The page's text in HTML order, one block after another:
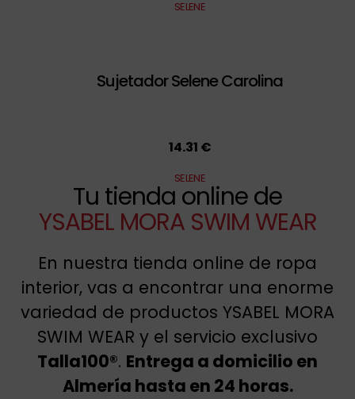
SELENE
Sujetador Selene Carolina
14.31 €
SELENE
Tu tienda online de
YSABEL MORA SWIM WEAR
En nuestra tienda online de ropa
interior, vas a encontrar una enorme
variedad de productos YSABEL MORA
SWIM WEAR y el servicio exclusivo
Talla100®. Entrega a domicilio en
Almería hasta en 24 horas.